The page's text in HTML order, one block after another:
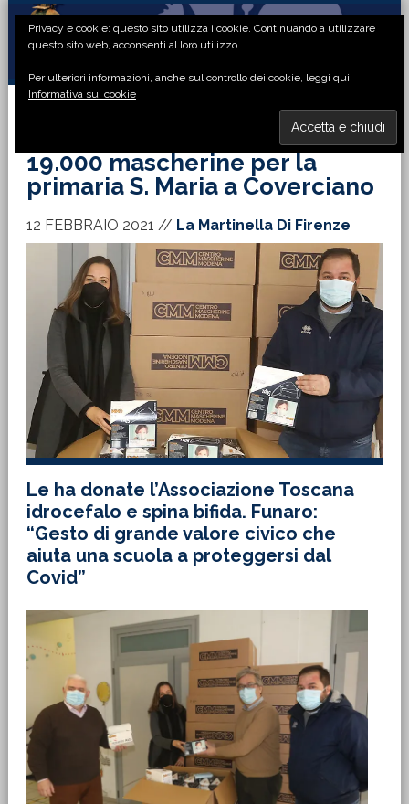
Passa
primaria
Passa
principale
Passa
laterale
Passa
di
19.000 mascherine per la
primaria S. Maria a Coverciano
12 FEBBRAIO 2021 // La Martinella Di Firenze
Le ha donate l’Associazione Toscana
idrocefalo e spina bifida. Funaro:
“Gesto di grande valore civico che
aiuta una scuola a proteggersi dal
Covid”
Privacy e cookie: questo sito utilizza i cookie. Continuando a utilizzare
questo sito web, acconsenti al loro utilizzo.
Per ulteriori informazioni, anche sul controllo dei cookie, leggi qui:
Informativa sui cookie